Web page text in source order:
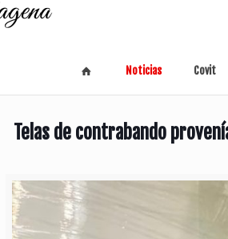
Noticias Covit
Telas de contrabando